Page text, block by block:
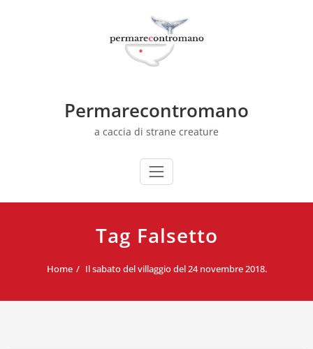
Permarecontromano
a caccia di strane creature
Tag Falsetto
Home Il sabato del villaggio del 24 novembre 2018.